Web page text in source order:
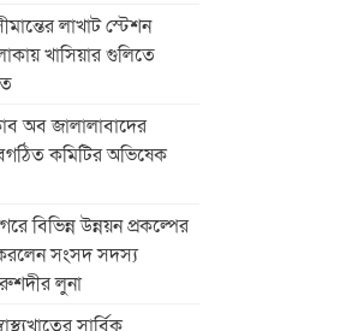
লাখাট স্টেশন
খাসিয়ার গুলিতে
অব জালালাবাদের
কমিটির অভিষেক
বিভিন্ন উন্নয়ন প্রকল্পের
সংসদ সদস্য
লুনা
সার্বিক